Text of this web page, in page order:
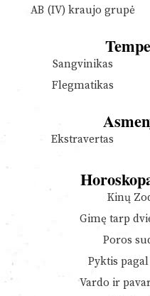
AB (IV) kraujo grupė
Sangvinikas
Flegmatikas
Ekstravertas
Kinų
Gimę tarp
Poros
Pyktis
Vardo ir